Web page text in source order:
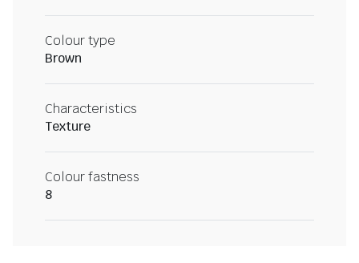
Colour type
Brown
Characteristics
Texture
Colour fastness
8